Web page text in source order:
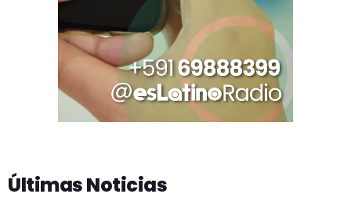
Últimas Noticias